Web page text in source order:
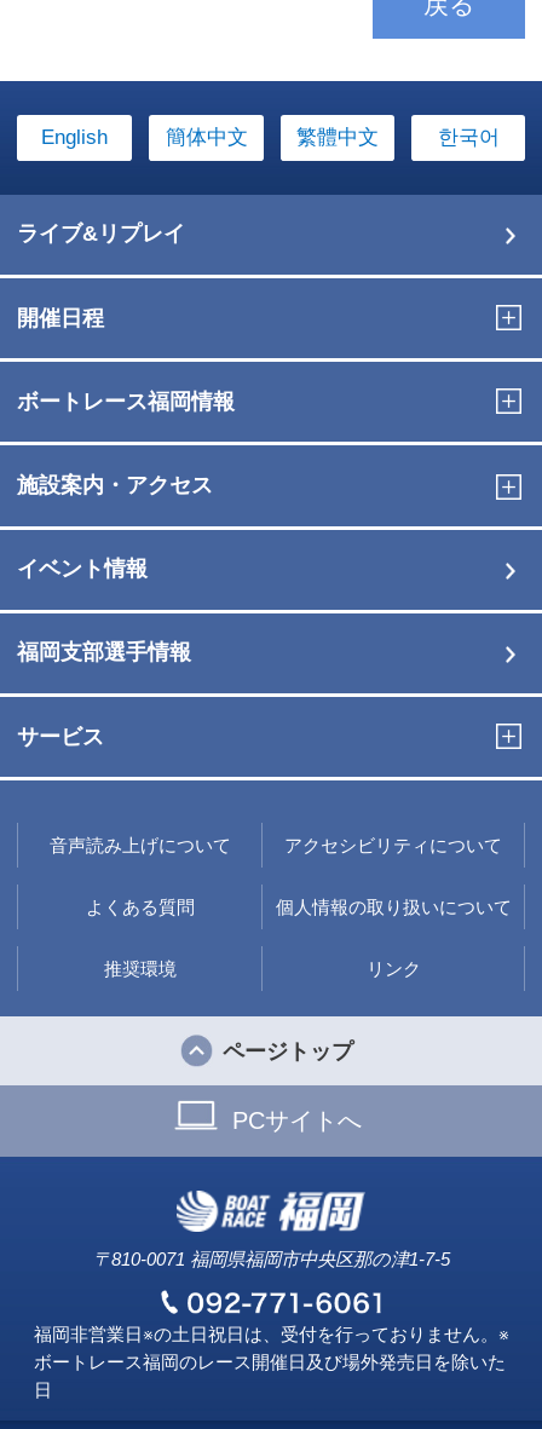
English 簡体中文 繁體中文 한국어
ライブ&リプレイ
開催日程
ボートレース福岡情報
施設案内・アクセス
イベント情報
福岡支部選手情報
サービス
音声読み上げについて アクセシビリティについて
よくある質問 個人情報の取り扱いについて
推奨環境 リンク
ページトップ
PCサイトへ
〒810-0071 福岡県福岡市中央区那の津1-7-5
福岡非営業日※の土日祝日は、受付を行っておりません。※
ボートレース福岡のレース開催日及び場外発売日を除いた
日